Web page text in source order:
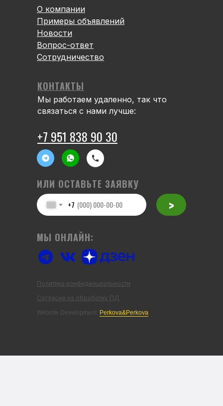
О компании
Примеры объявлений
Новости
Вопрос-ответ
Сотрудничество
Политика конфиденциальности
Согласие на обработку ПД
Website Development: Perkova&Perkova
+7 >
ИЛИ ОСТАВЬТЕ ЗАЯВКУ
МЫ ОНЛАЙН:
КОНТАКТЫ
Мы работаем удаленно, так что
связаться с нами лучше:
+7 951 838 90 30